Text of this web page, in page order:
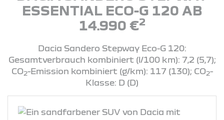
ESSENTIAL ECO-G 120 AB
14.990 €2
Dacia Sandero Stepway Eco-G 120:
Gesamtverbrauch kombiniert (l/100 km): 7,2 (5,7);
CO2-Emission kombiniert (g/km): 117 (130); CO2-
Klasse: D (D)